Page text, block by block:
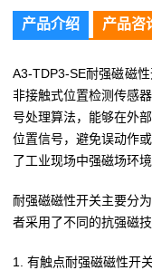
产品介绍 产品咨
A3-TDP3-SE耐强磁磁
非接触式位置检测传感
号处理算法，能够在外
位置信号，避免误动作
了工业现场中强磁场环
耐强磁磁性开关主要分
者采用了不同的抗强磁技
1. 有触点耐强磁磁性开关